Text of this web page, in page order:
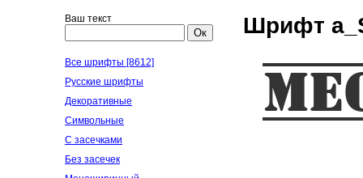
Ваш текст
Ок
Все шрифты [8612]
Русские шрифты
Декоративные
Символьные
С засечками
Без засечек
Шрифт